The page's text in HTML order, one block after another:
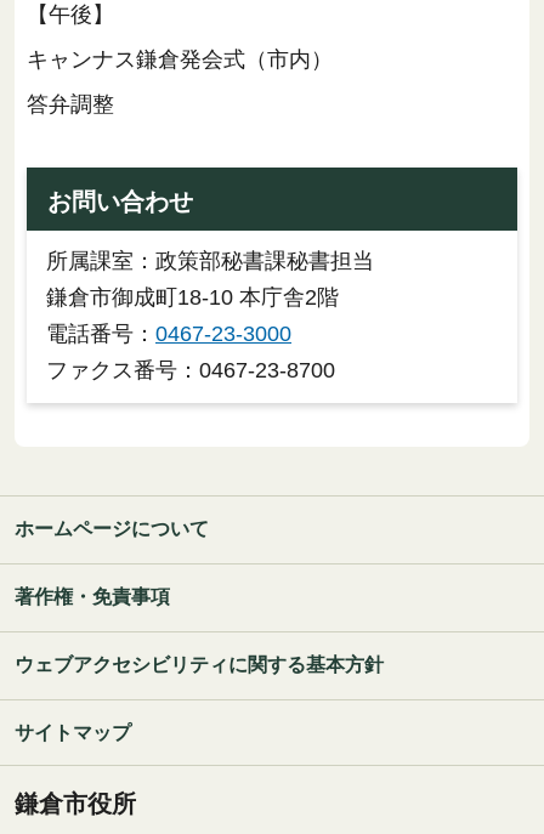
【午後】
キャンナス鎌倉発会式（市内）
答弁調整
お問い合わせ
所属課室：政策部秘書課秘書担当
鎌倉市御成町18-10 本庁舎2階
電話番号： 0467-23-3000
ファクス番号：0467-23-8700
ホームページについて
著作権・免責事項
ウェブアクセシビリティに関する基本方針
サイトマップ
鎌倉市役所